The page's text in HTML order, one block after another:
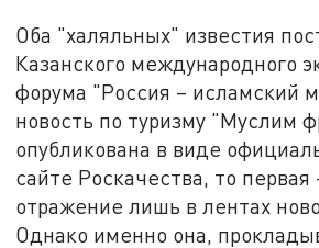
Оба "халяльных" известия
Казанского международного
форума "Россия – исламский
новость по туризму "Муслим
опубликована в виде
сайте Роскачества, то
отражение лишь в лентах
Однако именно она,